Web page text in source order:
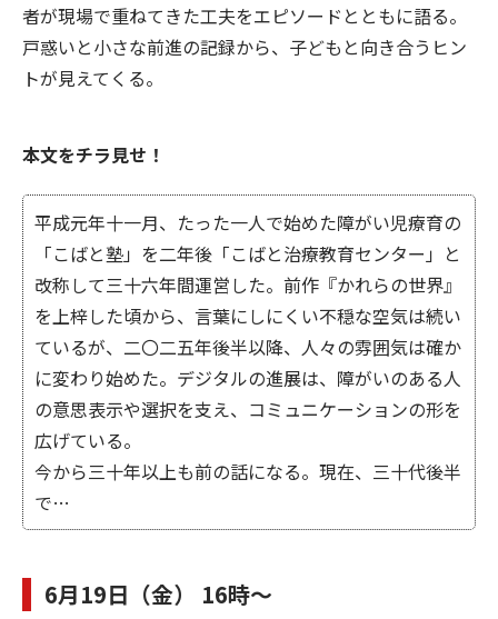
者が現場で重ねてきた工夫をエピソードとともに語る。
戸惑いと小さな前進の記録から、子どもと向き合うヒン
トが見えてくる。
本文をチラ見せ！
平成元年十一月、たった一人で始めた障がい児療育の
「こばと塾」を二年後「こばと治療教育センター」と
改称して三十六年間運営した。前作『かれらの世界』
を上梓した頃から、言葉にしにくい不穏な空気は続い
ているが、二〇二五年後半以降、人々の雰囲気は確か
に変わり始めた。デジタルの進展は、障がいのある人
の意思表示や選択を支え、コミュニケーションの形を
広げている。
今から三十年以上も前の話になる。現在、三十代後半
で…
6月19日（金） 16時～